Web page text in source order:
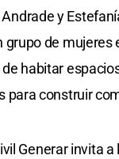
y
grupo de mujeres
habitar
para construir
Generar invita a